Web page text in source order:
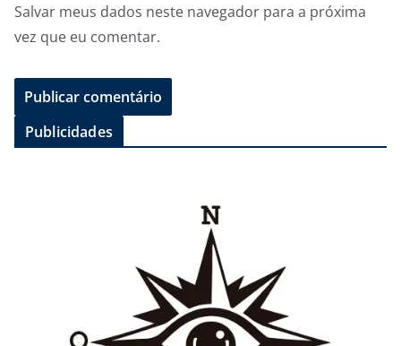
Salvar meus dados neste navegador para a próxima
vez que eu comentar.
Publicidades